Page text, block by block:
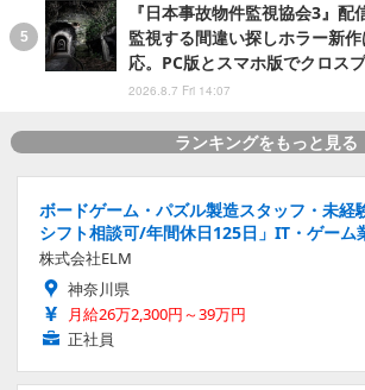
『日本事故物件監視協会3』
監視する間違い探しホラー新
応。PC版とスマホ版でクロス
2026.8.7 Fri 14:07
ランキングをもっと見る
ボードゲーム・パズル製造スタッフ・未経
シフト相談可/年間休日125日」IT・ゲーム
株式会社ELM
神奈川県
月給26万2,300円～39万円
正社員